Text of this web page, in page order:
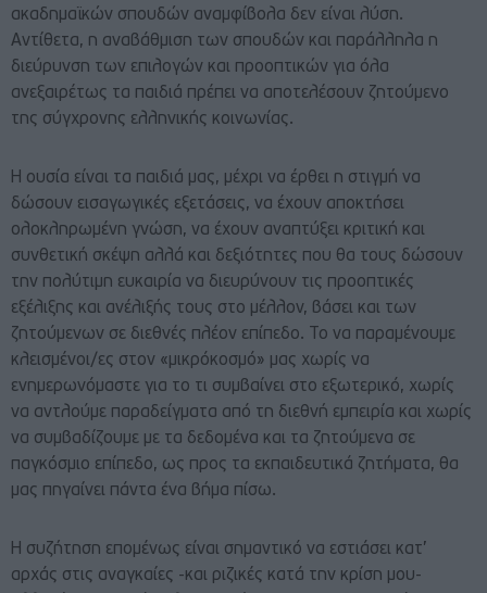
ακαδημαϊκών σπουδών αναμφίβολα δεν είναι λύση.
Αντίθετα, η αναβάθμιση των σπουδών και παράλληλα η
διεύρυνση των επιλογών και προοπτικών για όλα
ανεξαιρέτως τα παιδιά πρέπει να αποτελέσουν ζητούμενο
της σύγχρονης ελληνικής κοινωνίας.
Η ουσία είναι τα παιδιά μας, μέχρι να έρθει η στιγμή να
δώσουν εισαγωγικές εξετάσεις, να έχουν αποκτήσει
ολοκληρωμένη γνώση, να έχουν αναπτύξει κριτική και
συνθετική σκέψη αλλά και δεξιότητες που θα τους δώσουν
την πολύτιμη ευκαιρία να διευρύνουν τις προοπτικές
εξέλιξης και ανέλιξής τους στο μέλλον, βάσει και των
ζητούμενων σε διεθνές πλέον επίπεδο. Το να παραμένουμε
κλεισμένοι/ες στον «μικρόκοσμό» μας χωρίς να
ενημερωνόμαστε για το τι συμβαίνει στο εξωτερικό, χωρίς
να αντλούμε παραδείγματα από τη διεθνή εμπειρία και χωρίς
να συμβαδίζουμε με τα δεδομένα και τα ζητούμενα σε
παγκόσμιο επίπεδο, ως προς τα εκπαιδευτικά ζητήματα, θα
μας πηγαίνει πάντα ένα βήμα πίσω.
Η συζήτηση επομένως είναι σημαντικό να εστιάσει κατ’
αρχάς στις αναγκαίες -και ριζικές κατά την κρίση μου-